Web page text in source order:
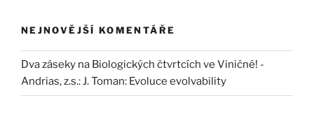
NEJNOVĚJŠÍ KOMENTÁŘE
Dva záseky na Biologických čtvrtcích ve Viničné! -
Andrias, z.s.:J. Toman: Evoluce evolvability